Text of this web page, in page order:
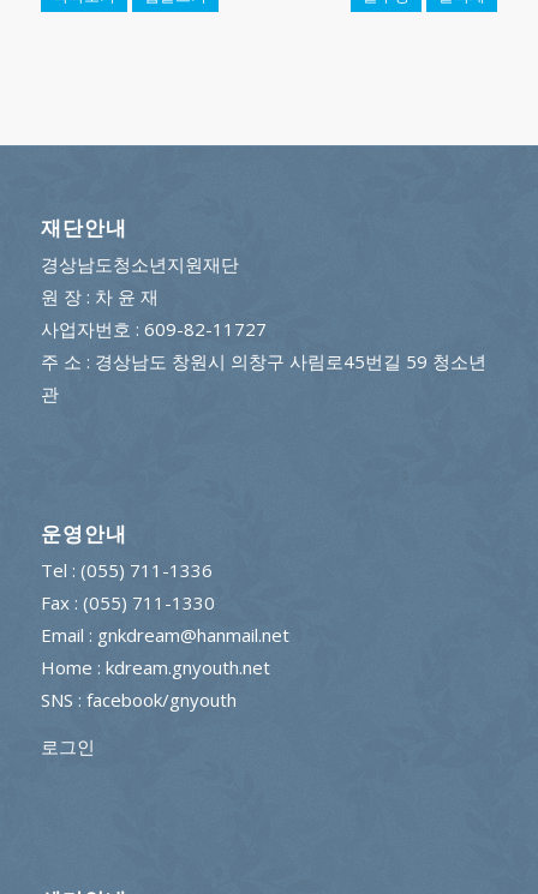
재단안내
경상남도청소년지원재단
원 장 : 차 윤 재
사업자번호 : 609-82-11727
주 소 : 경상남도 창원시 의창구 사림로45번길 59 청소년
관
운영안내
Tel : (055) 711-1336
Fax : (055) 711-1330
Email : gnkdream@hanmail.net
Home : kdream.gnyouth.net
SNS : facebook/gnyouth
로그인